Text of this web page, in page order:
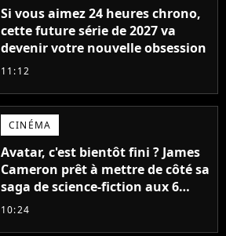
Si vous aimez 24 heures chrono,
cette future série de 2027 va
devenir votre nouvelle obsession
11:12
CINÉMA
Avatar, c'est bientôt fini ? James
Cameron prêt à mettre de côté sa
saga de science-fiction aux 6
milliards de recettes
10:24